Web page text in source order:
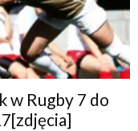
w Rugby 7 do